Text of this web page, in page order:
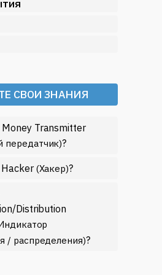
СВОИ ЗНАНИЯ
Transmitter
?
(Хакер)?
Distribution
/ распределения)?